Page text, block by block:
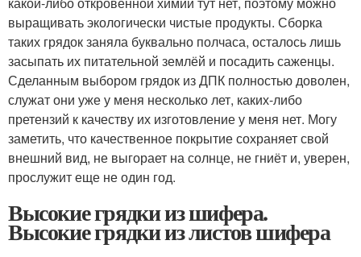
выращивать экологически чистые продукты. Сборка
таких грядок заняла буквально полчаса, осталось лишь
засыпать их питательной землёй и посадить саженцы.
Сделанным выбором грядок из ДПК полностью доволен,
служат они уже у меня несколько лет, каких-либо
претензий к качеству их изготовление у меня нет. Могу
заметить, что качественное покрытие сохраняет свой
внешний вид, не выгорает на солнце, не гниёт и, уверен,
прослужит еще не один год.
Высокие грядки из шифера.
Высокие грядки из листов шифера